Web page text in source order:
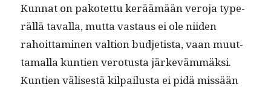
Kun­nat on pakotet­tu keräämään vero­ja type­
r­äl­lä taval­la, mut­ta vas­taus ei ole niiden
rahoit­ta­mi­nen val­tion bud­jetista, vaan muut­
ta­mal­la kun­tien vero­tus­ta järkeväm­mäk­si.
Kun­tien välis­es­tä kil­pailus­ta ei pidä mis­sään